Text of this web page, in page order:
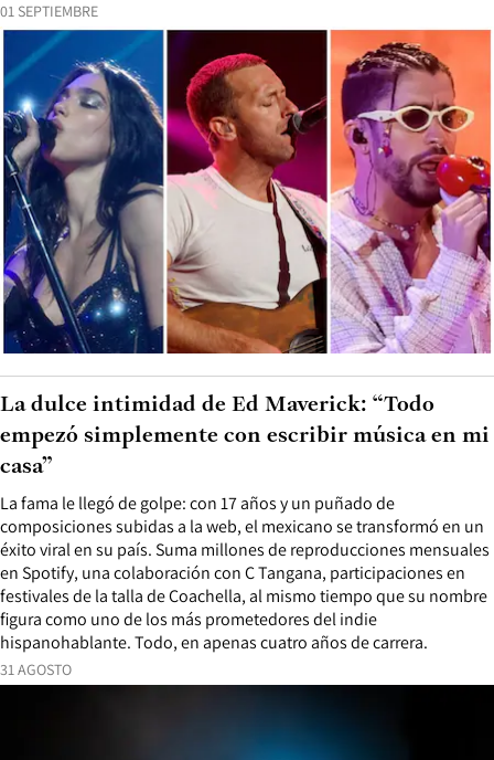
01 SEPTIEMBRE
31 AGOSTO
La fama le llegó de golpe: con 17 años y un puñado de
composiciones subidas a la web, el mexicano se transformó en un
éxito viral en su país. Suma millones de reproducciones mensuales
en Spotify, una colaboración con C Tangana, participaciones en
festivales de la talla de Coachella, al mismo tiempo que su nombre
figura como uno de los más prometedores del indie
hispanohablante. Todo, en apenas cuatro años de carrera.
La dulce intimidad de Ed Maverick: “Todo
empezó simplemente con escribir música en mi
casa”